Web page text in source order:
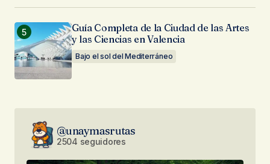
Guía Completa de la Ciudad de las Artes
y las Ciencias en Valencia
Bajo el sol del Mediterráneo
@unaymasrutas
2504 seguidores